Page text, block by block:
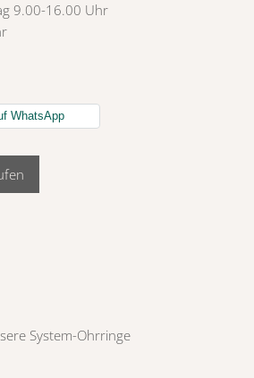
9.00-16.00 Uhr
System-Ohrringe